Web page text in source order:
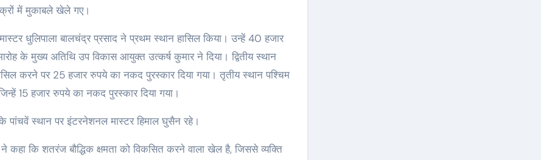
में मुकाबले खेले गए।
धुलिपाला बालचंद्र प्रसाद ने प्रथम स्थान हासिल किया। उन्हें 40 हजार
के मुख्य अतिथि उप विकास आयुक्त उत्कर्ष कुमार ने दिया। द्वितीय स्थान
करने पर 25 हजार रुपये का नकद पुरस्कार दिया गया। तृतीय स्थान पश्चिम
15 हजार रुपये का नकद पुरस्कार दिया गया।
पांचवें स्थान पर इंटरनेशनल मास्टर हिमाल घुसैन रहे।
कहा कि शतरंज बौद्धिक क्षमता को विकसित करने वाला खेल है, जिससे व्यक्ति